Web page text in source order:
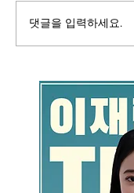
댓글을 입력하세요.